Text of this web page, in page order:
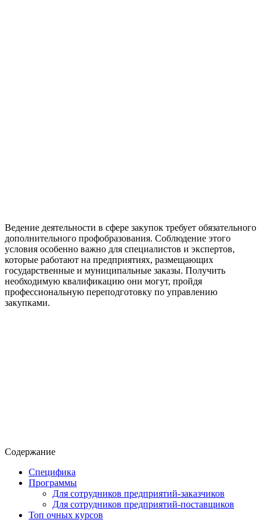
Ведение деятельности в сфере закупок требует обязательного
дополнительного профобразования. Соблюдение этого
условия особенно важно для специалистов и экспертов,
которые работают на предприятиях, размещающих
государственные и муниципальные заказы. Получить
необходимую квалификацию они могут, пройдя
профессиональную переподготовку по управлению
закупками.
Содержание
Специфика
Программы
Для сотрудников предприятий-заказчиков
Для сотрудников предприятий-поставщиков
Топ очных курсов